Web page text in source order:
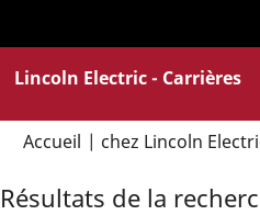
Lincoln Electric - Carrières
Accueil | chez Lincoln
Résultats de la